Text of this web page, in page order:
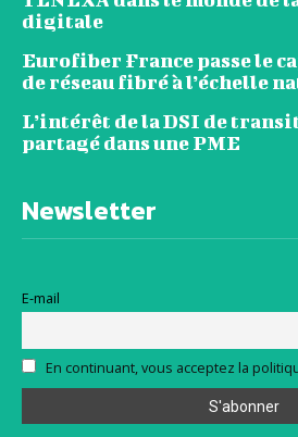
digitale
Eurofiber France passe le
de réseau fibré à l’échelle
L’intérêt de la DSI de
partagé dans une PME
Newsletter
E-mail
En continuant, vous acceptez la